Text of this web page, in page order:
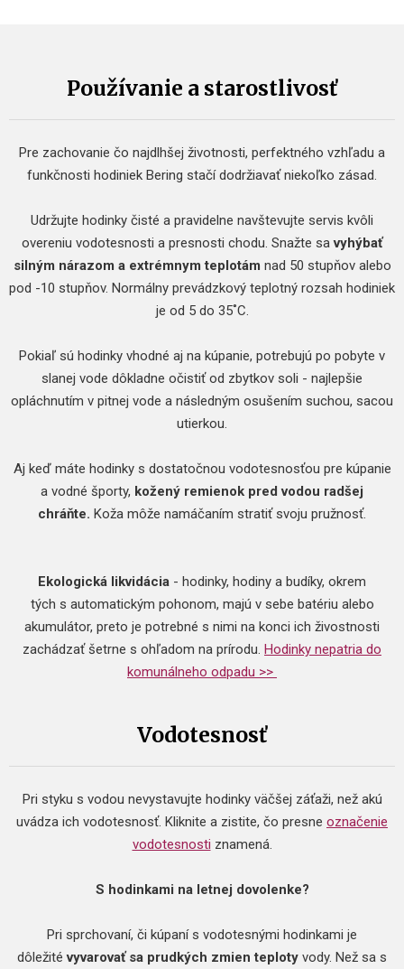
Používanie a starostlivosť
Pre zachovanie čo najdlhšej životnosti, perfektného vzhľadu a
funkčnosti hodiniek Bering stačí dodržiavať niekoľko zásad.
Udržujte hodinky čisté a pravidelne navštevujte servis kvôli
overeniu vodotesnosti a presnosti chodu. Snažte savyhýbať
silným nárazom a extrémnym teplotám nad 50 stupňov alebo
pod -10 stupňov. Normálny prevádzkový teplotný rozsah hodiniek
je od 5 do 35˚C.
Pokiaľ sú hodinky vhodné aj na kúpanie, potrebujú po pobyte v
slanej vode dôkladne očistiť od zbytkov soli - najlepšie
opláchnutím v pitnej vode a následným osušením suchou, sacou
utierkou.
Aj keď máte hodinky s dostatočnou vodotesnosťou pre kúpanie
a vodné športy, kožený remienok pred vodou radšej
chráňte. Koža môže namáčaním stratiť svoju pružnosť.
Ekologická likvidácia - hodinky, hodiny a budíky, okrem
tých s automatickým pohonom, majú v sebe batériu alebo
akumulátor, preto je potrebné s nimi na konci ich živostnosti
zachádzať šetrne s ohľadom na prírodu. Hodinky nepatria do
komunálneho odpadu >>
Vodotesnosť
Pri styku s vodou nevystavujte hodinky väčšej záťaži, než akú
uvádza ich vodotesnosť. Kliknite a zistite, čo presne označenie
vodotesnosti znamená.
S hodinkami na letnej dovolenke?
Pri sprchovaní, či kúpaní s vodotesnými hodinkami je
dôležitévyvarovať sa prudkých zmien teploty vody. Než sa s